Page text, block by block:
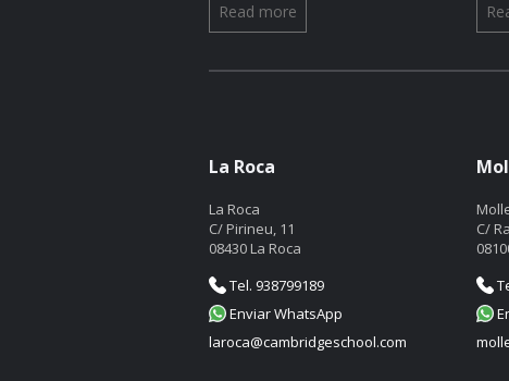
Read more
La Roca
La Roca
C/ Pirineu, 11
08430 La Roca
Tel. 938799189
Enviar WhatsApp
laroca@cambridgeschool.com
C/